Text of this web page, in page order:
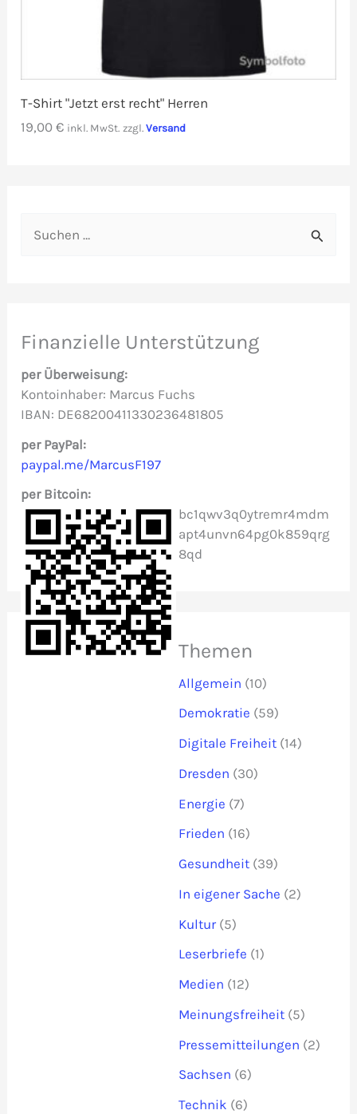
T-Shirt "Jetzt erst recht" Herren
19,00€ inkl. MwSt. zzgl.Versand
e
n
a
c
h
:
Finanzielle Unterstützung
per Überweisung:
Kontoinhaber: Marcus Fuchs
IBAN: DE68200411330236481805
per PayPal:
paypal.me/MarcusF197
per Bitcoin:
bc1qwv3q0ytremr4mdm
apt4unvn64pg0k859qrg
8qd
Themen
Allgemein (10)
Demokratie (59)
Digitale Freiheit (14)
Dresden (30)
Energie (7)
Frieden (16)
Gesundheit (39)
In eigener Sache (2)
Kultur (5)
Leserbriefe (1)
Medien (12)
Meinungsfreiheit (5)
Pressemitteilungen (2)
Sachsen (6)
Technik (6)